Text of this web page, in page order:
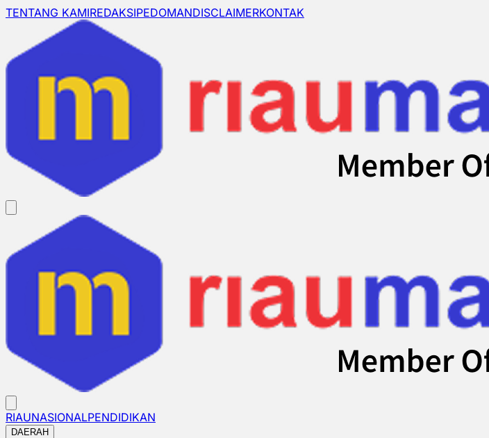
TENTANG KAMIREDAKSIPEDOMANDISCLAIMERKONTAK
RIAUNASIONALPENDIDIKAN
DAERAH